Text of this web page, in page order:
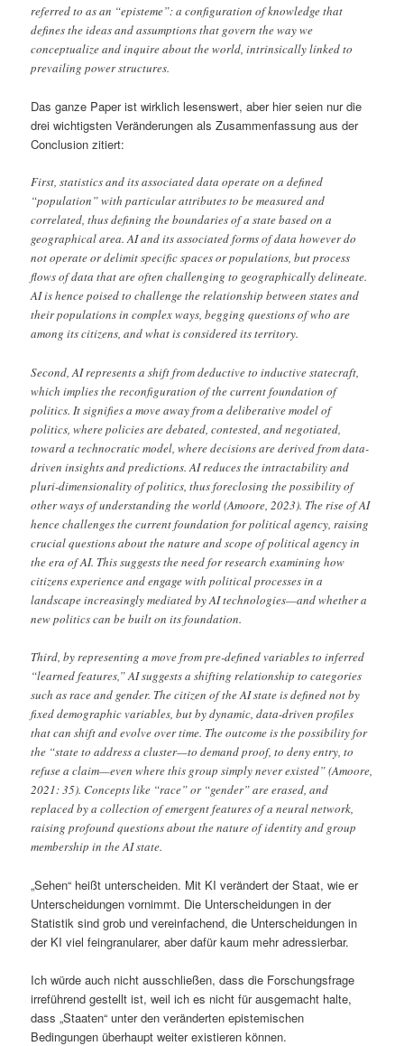
referred to as an “episteme”: a configuration of knowledge that
defines the ideas and assumptions that govern the way we
conceptualize and inquire about the world, intrinsically linked to
prevailing power structures.
Das ganze Paper ist wirklich lesenswert, aber hier seien nur die
drei wichtigsten Veränderungen als Zusammenfassung aus der
Conclusion zitiert:
First, statistics and its associated data operate on a defined
“population” with particular attributes to be measured and
correlated, thus defining the boundaries of a state based on a
geographical area. AI and its associated forms of data however do
not operate or delimit specific spaces or populations, but process
flows of data that are often challenging to geographically delineate.
AI is hence poised to challenge the relationship between states and
their populations in complex ways, begging questions of who are
among its citizens, and what is considered its territory.
Second, AI represents a shift from deductive to inductive statecraft,
which implies the reconfiguration of the current foundation of
politics. It signifies a move away from a deliberative model of
politics, where policies are debated, contested, and negotiated,
toward a technocratic model, where decisions are derived from data-
driven insights and predictions. AI reduces the intractability and
pluri-dimensionality of politics, thus foreclosing the possibility of
other ways of understanding the world (Amoore, 2023). The rise of AI
hence challenges the current foundation for political agency, raising
crucial questions about the nature and scope of political agency in
the era of AI. This suggests the need for research examining how
citizens experience and engage with political processes in a
landscape increasingly mediated by AI technologies—and whether a
new politics can be built on its foundation.
Third, by representing a move from pre-defined variables to inferred
“learned features,” AI suggests a shifting relationship to categories
such as race and gender. The citizen of the AI state is defined not by
fixed demographic variables, but by dynamic, data-driven profiles
that can shift and evolve over time. The outcome is the possibility for
the “state to address a cluster—to demand proof, to deny entry, to
refuse a claim—even where this group simply never existed” (Amoore,
2021: 35). Concepts like “race” or “gender” are erased, and
replaced by a collection of emergent features of a neural network,
raising profound questions about the nature of identity and group
membership in the AI state.
„Sehen“ heißt unterscheiden. Mit KI verändert der Staat, wie er
Unterscheidungen vornimmt. Die Unterscheidungen in der
Statistik sind grob und vereinfachend, die Unterscheidungen in
der KI viel feingranularer, aber dafür kaum mehr adressierbar.
Ich würde auch nicht ausschließen, dass die Forschungsfrage
irreführend gestellt ist, weil ich es nicht für ausgemacht halte,
dass „Staaten“ unter den veränderten epistemischen
Bedingungen überhaupt weiter existieren können.